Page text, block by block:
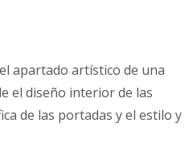
apartado artístico de una
el diseño interior de las
de las portadas y el estilo y